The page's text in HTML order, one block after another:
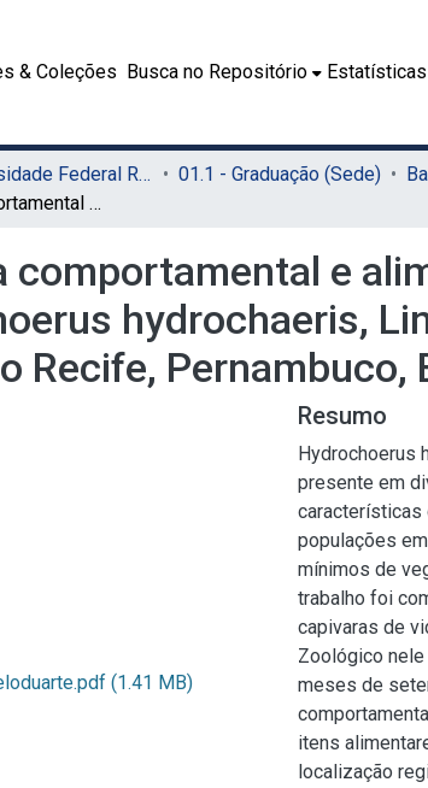
& Coleções Busca no Repositório Estatísticas
01. Universidade Federal Rural de Pernambuco - UFRPE (Sede) 01.1 - Graduação (Sede)
Dinâmica comportamental e alimentar de um grupo de capivaras (Hydrochoerus hydrochaeris, Linnaeus, 1766) no Parque Estadual de Dois Irmãos do Recife, Pernambuco, Brasil
comportamental e
hydrochaeris,
Recife, Pernambuco,
(1.41 MB)
Resumo
Hydrochoerus
presente em
características
populações
mínimos de
trabalho foi
capivaras de
Zoológico
meses de
itens
localização